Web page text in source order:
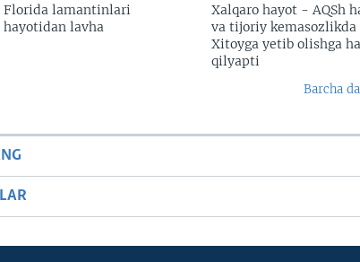
Florida lamantinlari
hayotidan lavha
Xalqaro hayot - AQSh
va tijoriy kemasozlikda
Xitoyga yetib olishga
qilyapti
Barcha